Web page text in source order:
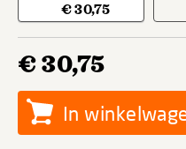
€ 30,75
€ 30,75
In